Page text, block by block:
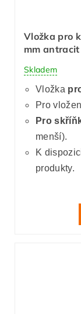
Vložka pro
mm antracit
Skladem
Vložka
Pro
Pro
menší).
K
produkty.